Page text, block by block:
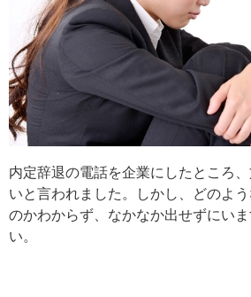
内定辞退の電話を企業にしたところ
いと言われました。しかし、どのよ
のかわからず、なかなか出せずにい
い。